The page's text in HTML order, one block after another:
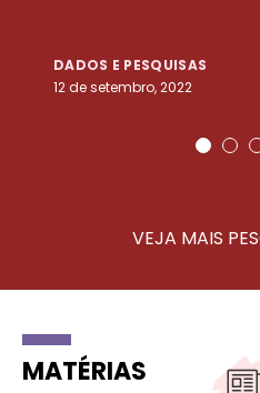
DADOS E PESQUISAS
12 de setembro, 2022
VEJA MAIS
MATÉRIAS